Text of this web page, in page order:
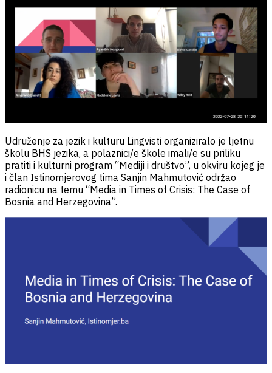
Udruženje za jezik i kulturu Lingvisti organiziralo je ljetnu
školu BHS jezika, a polaznici/e škole imali/e su priliku
pratiti i kulturni program “Mediji i društvo”, u okviru kojeg je
i član Istinomjerovog tima Sanjin Mahmutović održao
radionicu na temu “Media in Times of Crisis: The Case of
Bosnia and Herzegovina”.